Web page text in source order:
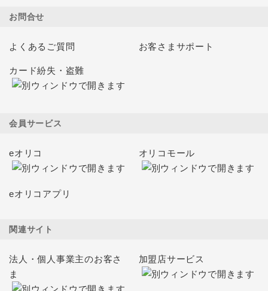
お問合せ
よくあるご質問 お客さまサポート
カード紛失・盗難
会員サービス
eオリコ オリコモール
eオリコアプリ
関連サイト
法人・個人事業主のお客さ
ま
加盟店サービス